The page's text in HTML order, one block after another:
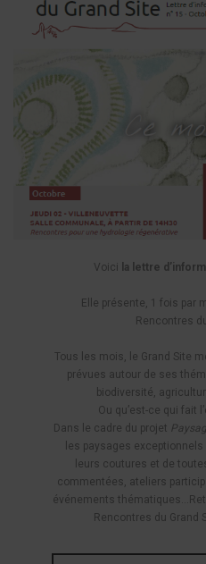
Voici la lettre
Elle présente, 1 fois par
Rencontres
Tous les mois, le Grand Site
prévues autour de ses
biodiversité,
Ou qu’est-ce qui fait
Dans le cadre du projet
les paysages
leurs coutures et de
commentées, ateliers
événements
Rencontres du Grand